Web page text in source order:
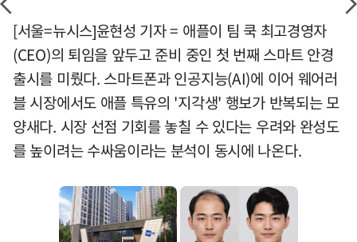
[서울=뉴시스]윤현성 기자 = 애플이 팀 쿡 최고경영자
(CEO)의 퇴임을 앞두고 준비 중인 첫 번째 스마트 안경
출시를 미뤘다. 스마트폰과 인공지능(AI)에 이어 웨어러
블 시장에서도 애플 특유의 '지각생' 행보가 반복되는 모
양새다. 시장 선점 기회를 놓칠 수 있다는 우려와 완성도
를 높이려는 수싸움이라는 분석이 동시에 나온다.